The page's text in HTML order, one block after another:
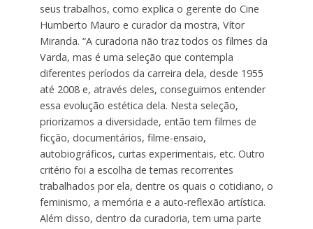
seus trabalhos, como explica o gerente do Cine
Humberto Mauro e curador da mostra, Vítor
Miranda. “A curadoria não traz todos os filmes da
Varda, mas é uma seleção que contempla
diferentes períodos da carreira dela, desde 1955
até 2008 e, através deles, conseguimos entender
essa evolução estética dela. Nesta seleção,
priorizamos a diversidade, então tem filmes de
ficção, documentários, filme-ensaio,
autobiográficos, curtas experimentais, etc. Outro
critério foi a escolha de temas recorrentes
trabalhados por ela, dentre os quais o cotidiano, o
feminismo, a memória e a auto-reflexão artística.
Além disso, dentro da curadoria, tem uma parte